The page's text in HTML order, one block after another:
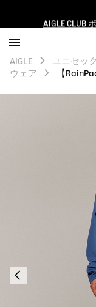
【最大
ログイ
AIGLE ユニセッ
ウェア
【